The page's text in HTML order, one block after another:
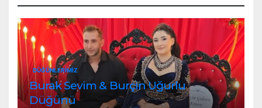
DÜĞÜNLERIMIZ
Burak Sevim & Burçin Uğurlu
Düğünü